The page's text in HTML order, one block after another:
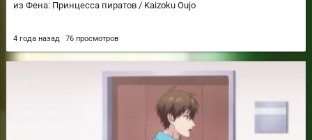
из Фена: Принцесса пиратов / Kaizoku Oujo
4 года назад 76 просмотров